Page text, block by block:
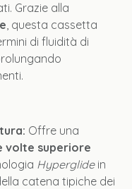
Grazie alla
, questa cassetta
di fluidità di
Offre una
volte superiore
Hyperglidein
catena tipiche dei